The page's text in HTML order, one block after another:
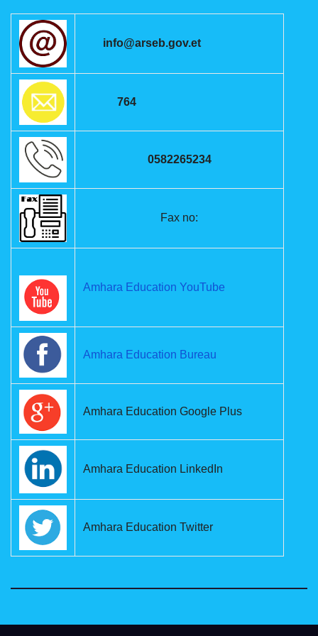
info@arseb.gov.et
764
0582265234
Fax no:
Amhara Education YouTube
Amhara Education Bureau
Amhara Education Google Plus
Amhara Education LinkedIn
Amhara Education Twitter